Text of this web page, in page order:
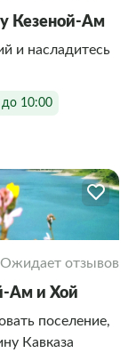
Кезеной-Ам
и насладитесь
до 10:00
Ожидает отзывов
Ам и Хой
поселение,
Кавказа